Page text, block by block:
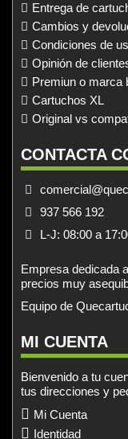
Entrega de
Cambios y
Condiciones de
Opinión de
Premiun o marca
Cartuchos XL
Original vs
CONTACTA
937 566 192
L-J: 08:00 a
Empresa dedicada
precios muy
Equipo de
MI CUENTA
Bienvenido a tu
tus direcciones y
Mi Cuenta
Identidad